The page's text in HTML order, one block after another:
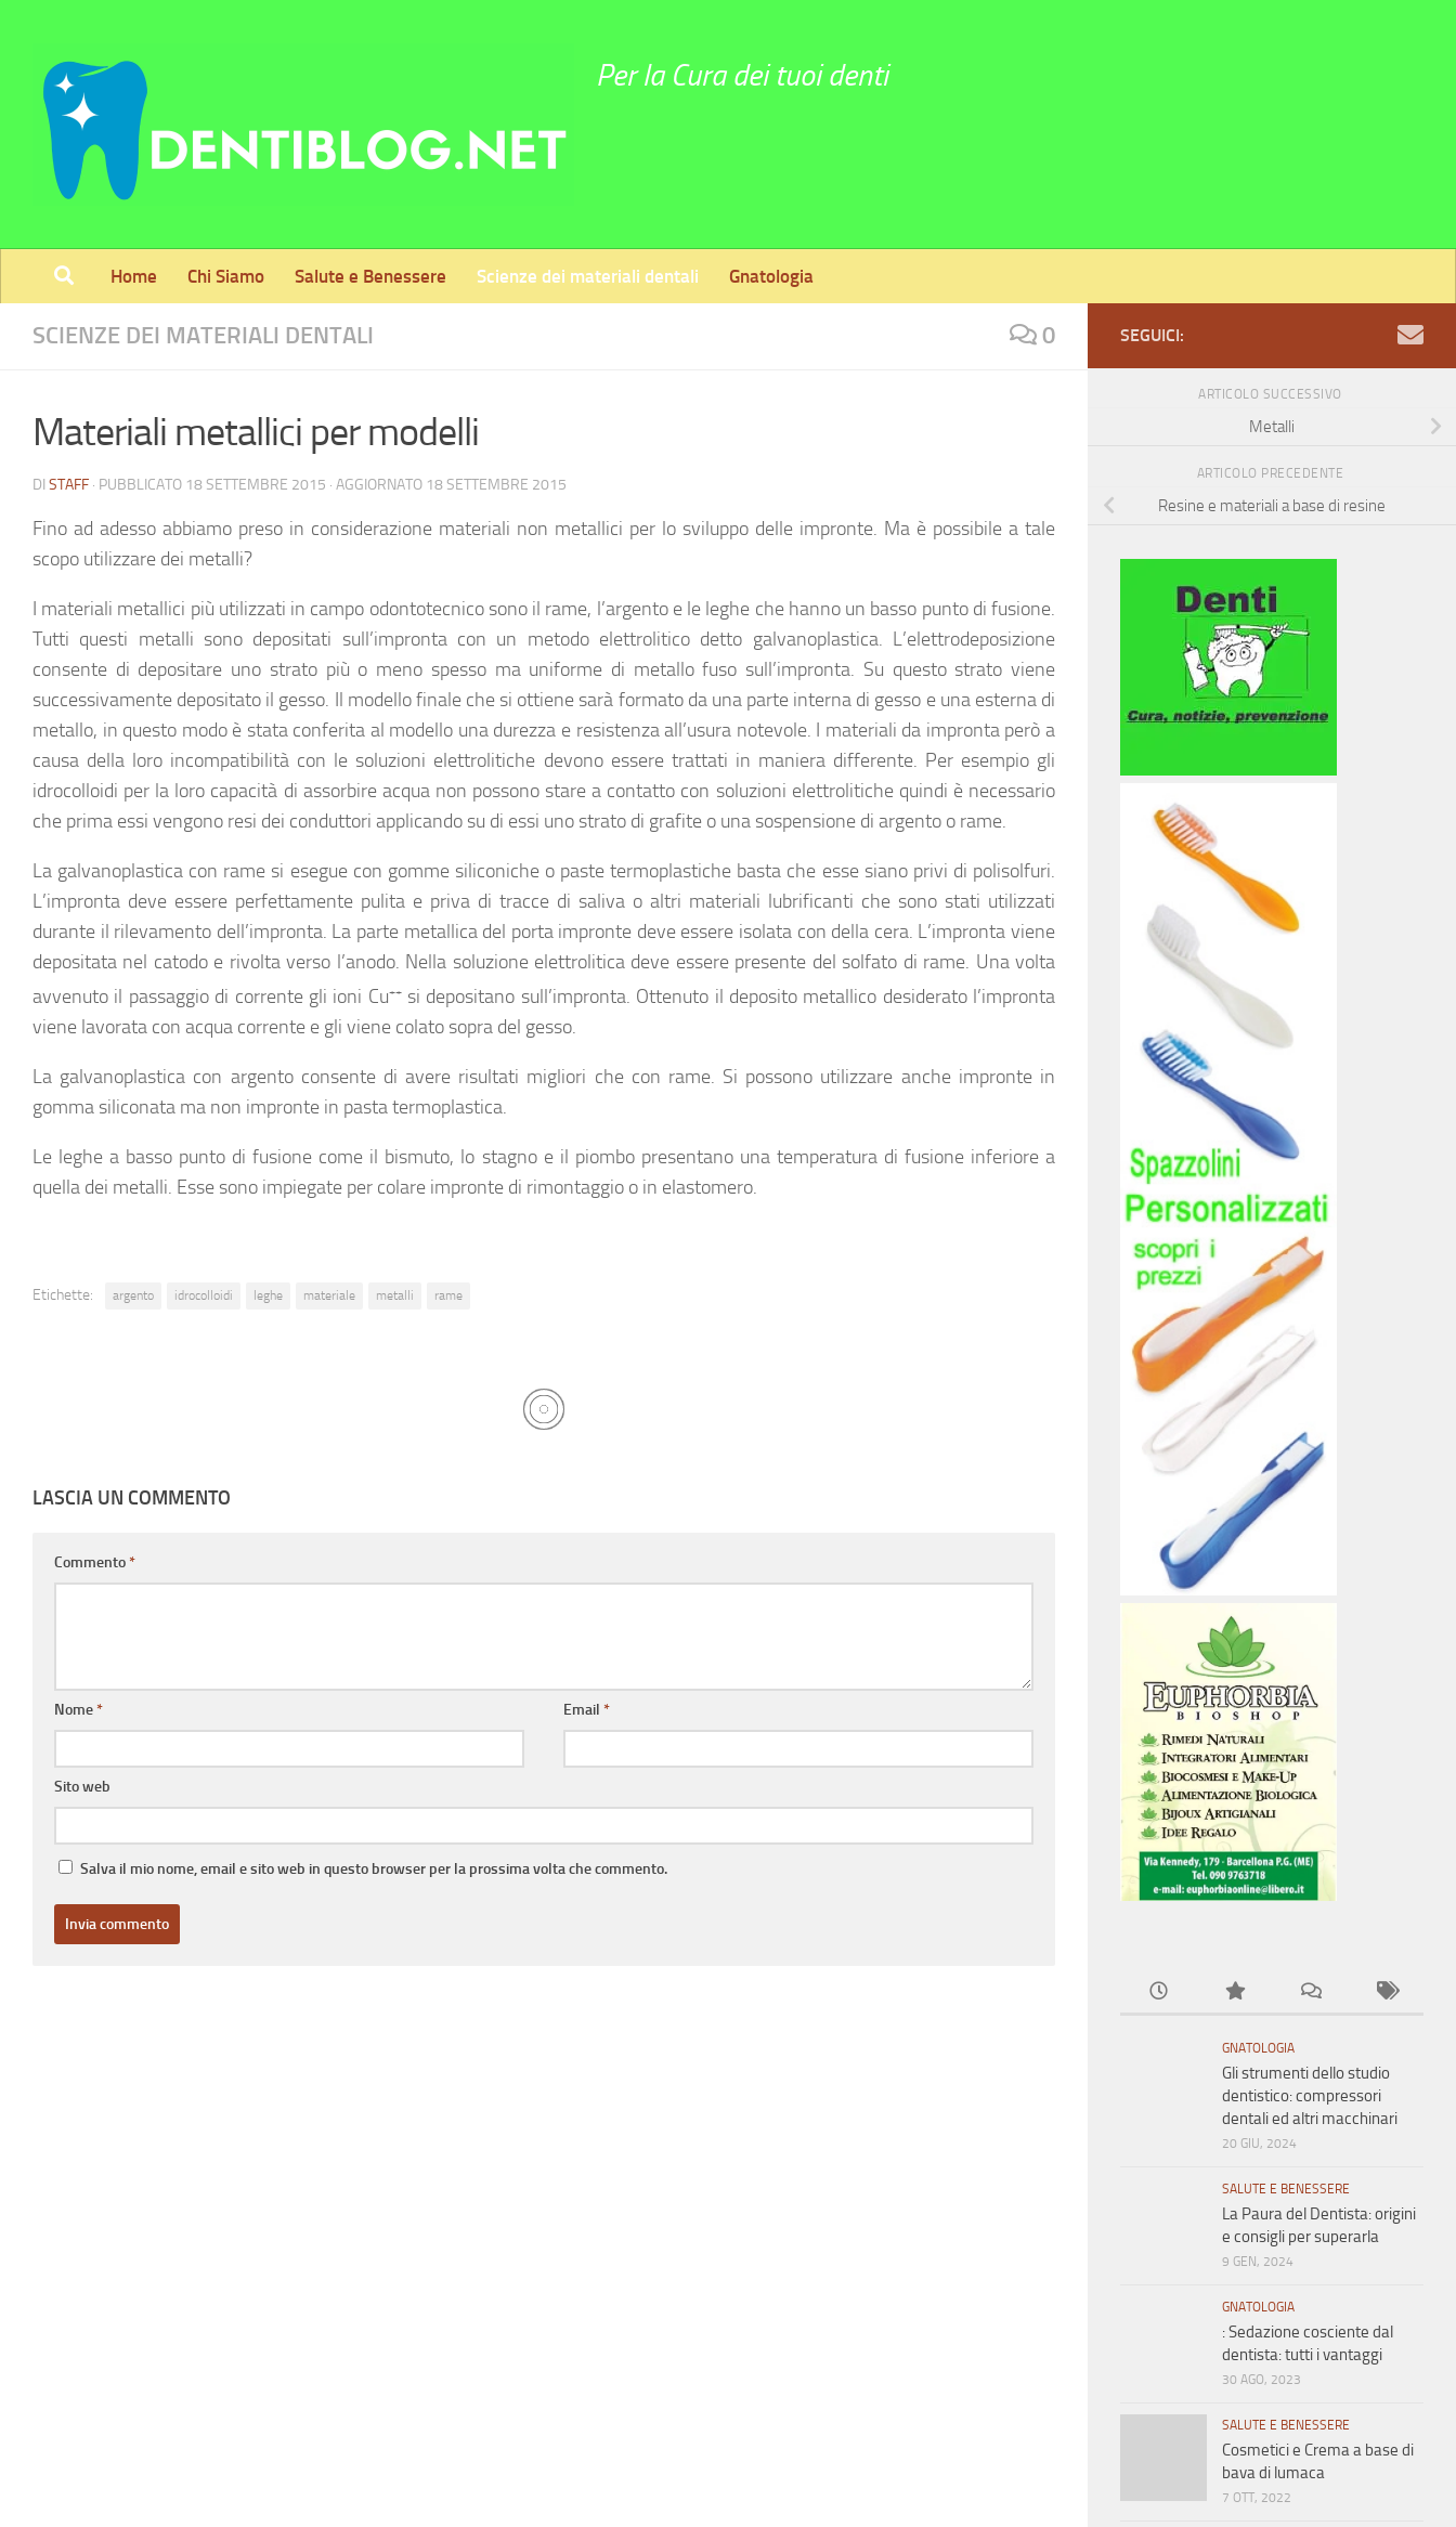
Per la Cura dei tuoi denti
Home Chi Siamo Salute e Benessere Scienze dei materiali dentali Gnatologia
SCIENZE DEI MATERIALI DENTALI 0
Materiali metallici per modelli
DI STAFF · PUBBLICATO 18 SETTEMBRE 2015 · AGGIORNATO 18 SETTEMBRE 2015
Fino ad adesso abbiamo preso in considerazione materiali non metallici per lo sviluppo delle impronte. Ma è possibile a tale
scopo utilizzare dei metalli?
I materiali metallici più utilizzati in campo odontotecnico sono il rame, l’argento e le leghe che hanno un basso punto di fusione.
Tutti questi metalli sono depositati sull’impronta con un metodo elettrolitico detto galvanoplastica. L’elettrodeposizione
consente di depositare uno strato più o meno spesso ma uniforme di metallo fuso sull’impronta. Su questo strato viene
successivamente depositato il gesso. Il modello finale che si ottiene sarà formato da una parte interna di gesso e una esterna di
metallo, in questo modo è stata conferita al modello una durezza e resistenza all’usura notevole. I materiali da impronta però a
causa della loro incompatibilità con le soluzioni elettrolitiche devono essere trattati in maniera differente. Per esempio gli
idrocolloidi per la loro capacità di assorbire acqua non possono stare a contatto con soluzioni elettrolitiche quindi è necessario
che prima essi vengono resi dei conduttori applicando su di essi uno strato di grafite o una sospensione di argento o rame.
La galvanoplastica con rame si esegue con gomme siliconiche o paste termoplastiche basta che esse siano privi di polisolfuri.
L’impronta deve essere perfettamente pulita e priva di tracce di saliva o altri materiali lubrificanti che sono stati utilizzati
durante il rilevamento dell’impronta. La parte metallica del porta impronte deve essere isolata con della cera. L’impronta viene
depositata nel catodo e rivolta verso l’anodo. Nella soluzione elettrolitica deve essere presente del solfato di rame. Una volta
avvenuto il passaggio di corrente gli ioni Cu++si depositano sull’impronta. Ottenuto il deposito metallico desiderato l’impronta
viene lavorata con acqua corrente e gli viene colato sopra del gesso.
La galvanoplastica con argentoconsente di avere risultati migliori che con rame. Si possono utilizzare anche impronte in
gomma siliconata ma non impronte in pasta termoplastica.
Le leghe a basso punto di fusione come il bismuto, lo stagno e il piombo presentano una temperatura di fusione inferiore a
quella dei metalli. Esse sono impiegate per colare impronte di rimontaggio o in elastomero.
Etichette: argento idrocolloidi leghe materiale metalli rame
LASCIA UN COMMENTO
Commento*
Nome* Email*
Sito web
Salva il mio nome, email e sito web in questo browser per la prossima volta che commento.
SEGUICI:
ARTICOLO SUCCESSIVO
Metalli
ARTICOLO PRECEDENTE
Resine e materiali a base di resine
GNATOLOGIA
Gli strumenti dello studio
dentistico: compressori
dentali ed altri macchinari
20 GIU, 2024
SALUTE E BENESSERE
La Paura del Dentista: origini
e consigli per superarla
9 GEN, 2024
GNATOLOGIA
: Sedazione cosciente dal
dentista: tutti i vantaggi
30 AGO, 2023
SALUTE E BENESSERE
Cosmetici e Crema a base di
bava di lumaca
7 OTT, 2022